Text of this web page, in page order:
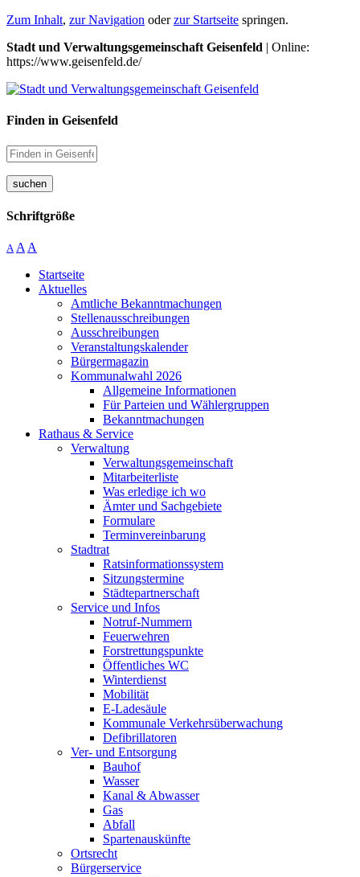
Zum Inhalt, zur Navigation oderzur Startseite springen.
Stadt und Verwaltungsgemeinschaft Geisenfeld | Online:
https://www.geisenfeld.de/
Finden in Geisenfeld
suchen
Schriftgröße
A A A
Startseite
Aktuelles
Amtliche Bekanntmachungen
Stellenausschreibungen
Ausschreibungen
Veranstaltungskalender
Bürgermagazin
Kommunalwahl 2026
Allgemeine Informationen
Für Parteien und Wählergruppen
Bekanntmachungen
Rathaus & Service
Verwaltung
Verwaltungsgemeinschaft
Mitarbeiterliste
Was erledige ich wo
Ämter und Sachgebiete
Formulare
Terminvereinbarung
Stadtrat
Ratsinformationssystem
Sitzungstermine
Städtepartnerschaft
Service und Infos
Notruf-Nummern
Feuerwehren
Forstrettungspunkte
Öffentliches WC
Winterdienst
Mobilität
E-Ladesäule
Kommunale Verkehrsüberwachung
Defibrillatoren
Ver- und Entsorgung
Bauhof
Wasser
Kanal & Abwasser
Gas
Abfall
Spartenauskünfte
Ortsrecht
Bürgerservice